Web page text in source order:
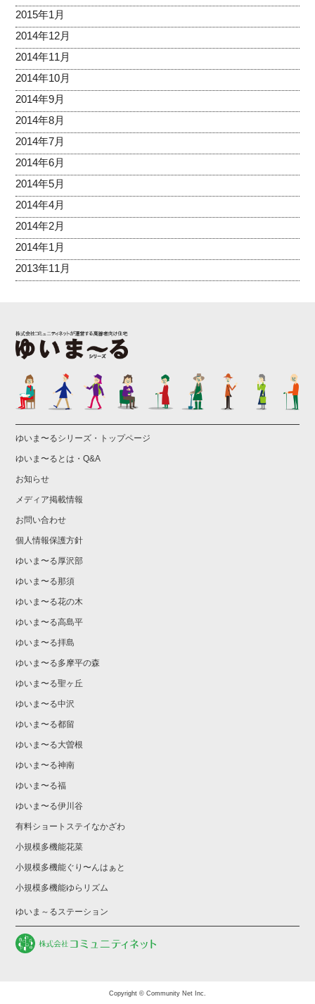
2015年1月
2014年12月
2014年11月
2014年10月
2014年9月
2014年8月
2014年7月
2014年6月
2014年5月
2014年4月
2014年2月
2014年1月
2013年11月
ゆいま〜るシリーズ・トップページ
ゆいま〜るとは・Q&A
お知らせ
メディア掲載情報
お問い合わせ
個人情報保護方針
ゆいま〜る厚沢部
ゆいま〜る那須
ゆいま〜る花の木
ゆいま〜る高島平
ゆいま〜る拝島
ゆいま〜る多摩平の森
ゆいま〜る聖ヶ丘
ゆいま〜る中沢
ゆいま〜る都留
ゆいま〜る大曽根
ゆいま〜る神南
ゆいま〜る福
ゆいま〜る伊川谷
有料ショートステイなかざわ
小規模多機能花菜
小規模多機能ぐり〜んはぁと
小規模多機能ゆらリズム
ゆいま～るステーション
Copyright © Community Net Inc.